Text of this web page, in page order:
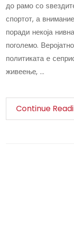
до рамо со
спортот, а
поради некоја
поголемо.
политиката е
живеење, …
Continue